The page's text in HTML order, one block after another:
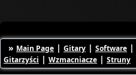
» Main Page | Gitary | Software |
Gitarzyści | Wzmacniacze | Struny